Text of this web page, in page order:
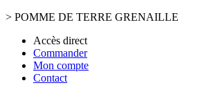
> POMME DE TERRE GRENAILLE
Accès direct
Commander
Mon compte
Contact